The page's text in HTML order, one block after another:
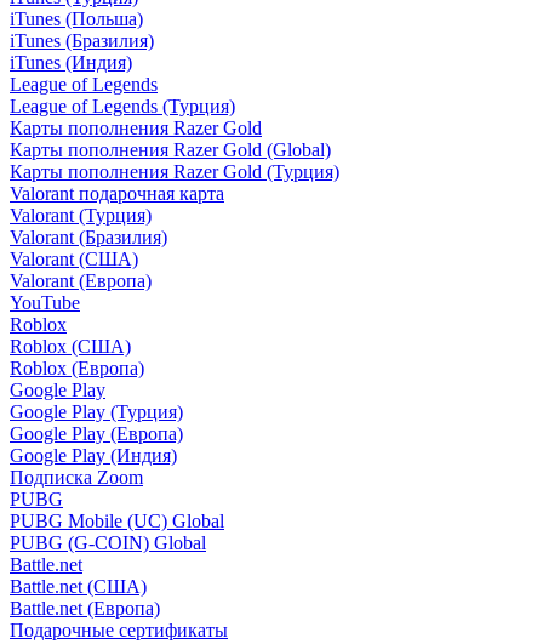
iTunes (Польша)
iTunes (Бразилия)
iTunes (Индия)
League of Legends
League of Legends (Турция)
Карты пополнения Razer Gold
Карты пополнения Razer Gold (Global)
Карты пополнения Razer Gold (Турция)
Valorant подарочная карта
Valorant (Турция)
Valorant (Бразилия)
Valorant (США)
Valorant (Европа)
YouTube
Roblox
Roblox (США)
Roblox (Европа)
Google Play
Google Play (Турция)
Google Play (Европа)
Google Play (Индия)
Подписка Zoom
PUBG
PUBG Mobile (UC) Global
PUBG (G-COIN) Global
Battle.net
Battle.net (США)
Battle.net (Европа)
Подарочные сертификаты